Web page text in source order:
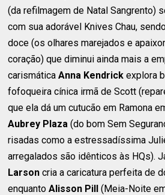
(da refilmagem de Natal Sangrento)
com sua adorável Knives Chau,
doce (os olhares marejados e
coração) que diminui ainda mais a
carismática Anna Kendrick explora
fofoqueira cínica irmã de Scott
que ela dá um cutucão em Ramona
Aubrey Plaza (do bom Sem
risadas como a estressadíssima
arregalados são idênticos às HQs).
Larson cria a caricatura perfeita de
enquantoAlisson Pill(Meia-Noite